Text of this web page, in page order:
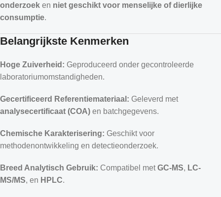
onderzoek en niet geschikt voor menselijke of dierlijke
consumptie.
Belangrijkste Kenmerken
Hoge Zuiverheid: Geproduceerd onder gecontroleerde
laboratoriumomstandigheden.
Gecertificeerd Referentiemateriaal: Geleverd met
analysecertificaat (COA) en batchgegevens.
Chemische Karakterisering: Geschikt voor
methodenontwikkeling en detectieonderzoek.
Breed Analytisch Gebruik: Compatibel metGC-MS, LC-
MS/MS, en HPLC.